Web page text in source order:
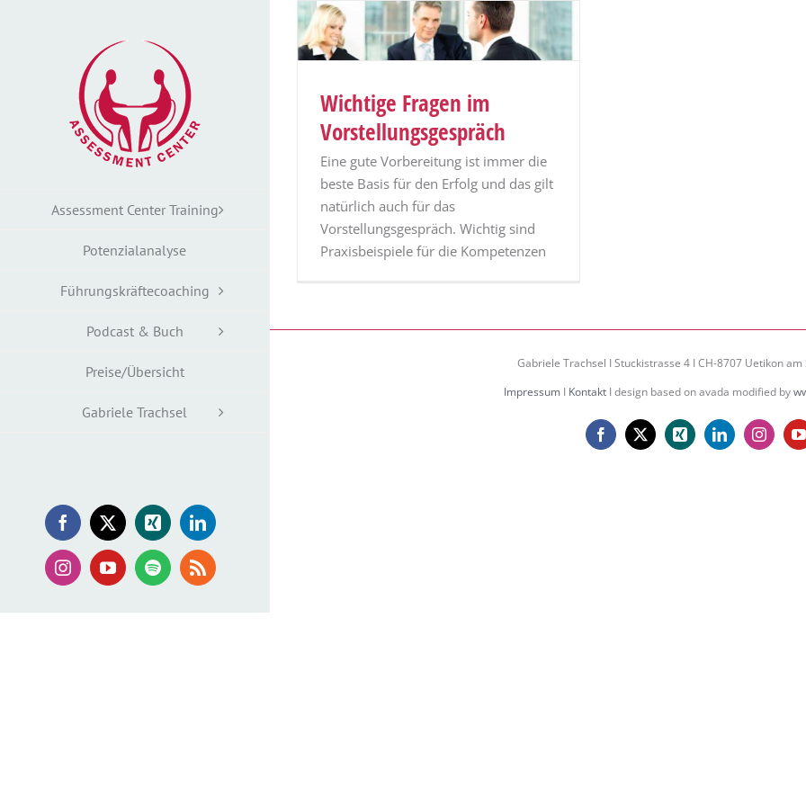
Assessment Center Training
Potenzialanalyse
Führungskräftecoaching
Podcast & Buch
Preise/Übersicht
Gabriele Trachsel
Facebook
X Xing LinkedIn
InstagramYouTubeSpotifyRss
Wichtige Fragen im
Vorstellungsgespräch
Eine gute Vorbereitung ist immer die
beste Basis für den Erfolg und das gilt
natürlich auch für das
Vorstellungsgespräch. Wichtig sind
Praxisbeispiele für die Kompetenzen
Gabriele Trachsel I Stuckistrasse 4 I CH-8707 Uetikon am
Impressum I Kontakt I design based on avada modified by
Facebook
X Xing LinkedIn